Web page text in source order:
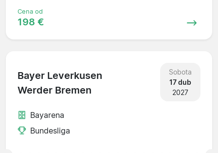
Cena od
198 €
Bayer Leverkusen
Werder Bremen
Sobota
17 dub
2027
Bayarena
Bundesliga